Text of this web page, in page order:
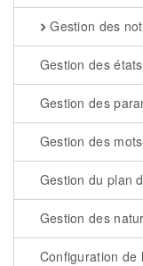
Gestion des
Gestion des
Gestion des
Gestion des
Gestion du plan
Gestion des
Configuration de